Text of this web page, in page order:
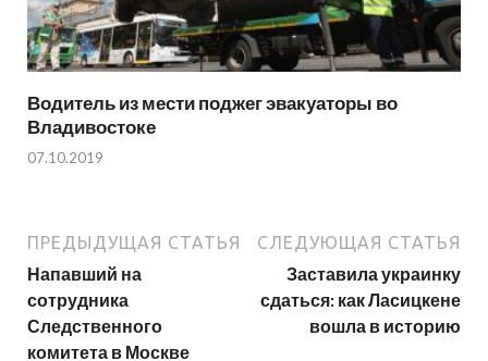
Водитель из мести поджег эвакуаторы во
Владивостоке
07.10.2019
ПРЕДЫДУЩАЯ СТАТЬЯ
Напавший на
сотрудника
Следственного
комитета в Москве
СЛЕДУЮЩАЯ СТАТЬЯ
Заставила украинку
сдаться: как Ласицкене
вошла в историю